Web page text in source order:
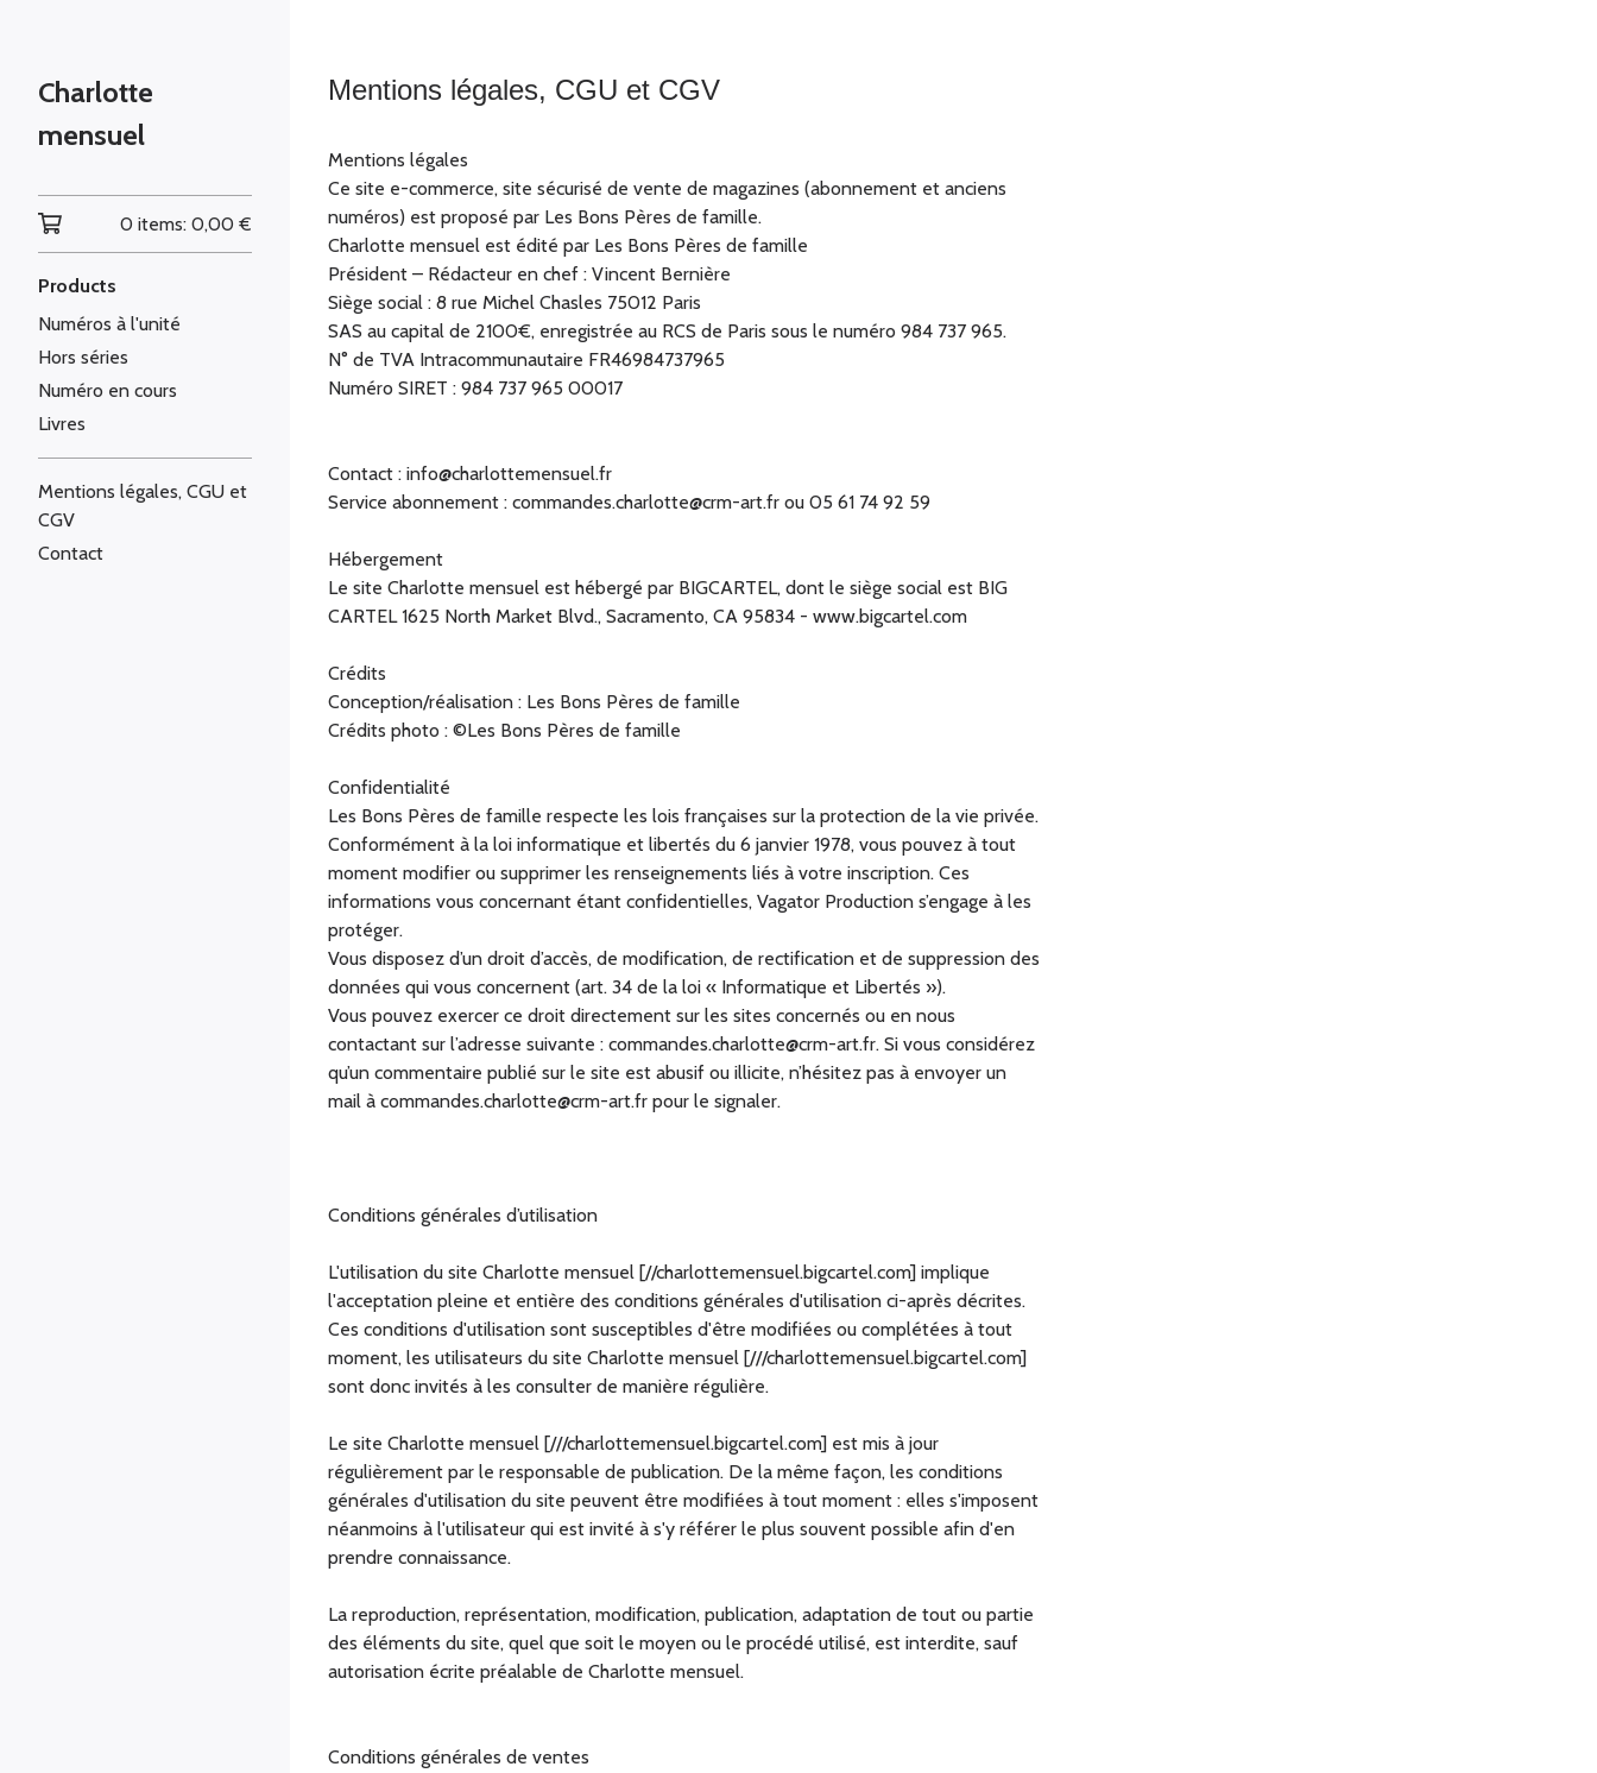
Charlotte
mensuel
0 items: 0,00 €
Products
Numéros à l'unité
Hors séries
Numéro en cours
Livres
Mentions légales, CGU et
CGV
Contact
Mentions légales, CGU et CGV
Mentions légales
Ce site e-commerce, site sécurisé de vente de magazines (abonnement et anciens
numéros) est proposé par Les Bons Pères de famille.
Charlotte mensuel est édité par Les Bons Pères de famille
Président – Rédacteur en chef : Vincent Bernière
Siège social : 8 rue Michel Chasles 75012 Paris
SAS au capital de 2100€, enregistrée au RCS de Paris sous le numéro 984 737 965.
N° de TVA Intracommunautaire FR46984737965
Numéro SIRET : 984 737 965 00017
Contact : info@charlottemensuel.fr
Service abonnement : commandes.charlotte@crm-art.fr ou 05 61 74 92 59
Hébergement
Le site Charlotte mensuel est hébergé par BIGCARTEL, dont le siège social est BIG
CARTEL 1625 North Market Blvd., Sacramento, CA 95834 - www.bigcartel.com
Crédits
Conception/réalisation : Les Bons Pères de famille
Crédits photo : ©Les Bons Pères de famille
Confidentialité
Les Bons Pères de famille respecte les lois françaises sur la protection de la vie privée.
Conformément à la loi informatique et libertés du 6 janvier 1978, vous pouvez à tout
moment modifier ou supprimer les renseignements liés à votre inscription. Ces
informations vous concernant étant confidentielles, Vagator Production s’engage à les
protéger.
Vous disposez d’un droit d’accès, de modification, de rectification et de suppression des
données qui vous concernent (art. 34 de la loi « Informatique et Libertés »).
Vous pouvez exercer ce droit directement sur les sites concernés ou en nous
contactant sur l’adresse suivante : commandes.charlotte@crm-art.fr. Si vous considérez
qu’un commentaire publié sur le site est abusif ou illicite, n’hésitez pas à envoyer un
mail à commandes.charlotte@crm-art.fr pour le signaler.
Conditions générales d’utilisation
L'utilisation du site Charlotte mensuel [//charlottemensuel.bigcartel.com] implique
l'acceptation pleine et entière des conditions générales d'utilisation ci-après décrites.
Ces conditions d'utilisation sont susceptibles d'être modifiées ou complétées à tout
moment, les utilisateurs du site Charlotte mensuel [///charlottemensuel.bigcartel.com]
sont donc invités à les consulter de manière régulière.
Le site Charlotte mensuel [///charlottemensuel.bigcartel.com] est mis à jour
régulièrement par le responsable de publication. De la même façon, les conditions
générales d'utilisation du site peuvent être modifiées à tout moment : elles s'imposent
néanmoins à l'utilisateur qui est invité à s'y référer le plus souvent possible afin d'en
prendre connaissance.
La reproduction, représentation, modification, publication, adaptation de tout ou partie
des éléments du site, quel que soit le moyen ou le procédé utilisé, est interdite, sauf
autorisation écrite préalable de Charlotte mensuel.
Conditions générales de ventes